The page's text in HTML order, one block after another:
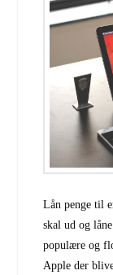
Lån penge til
skal ud og
populære og
Apple der